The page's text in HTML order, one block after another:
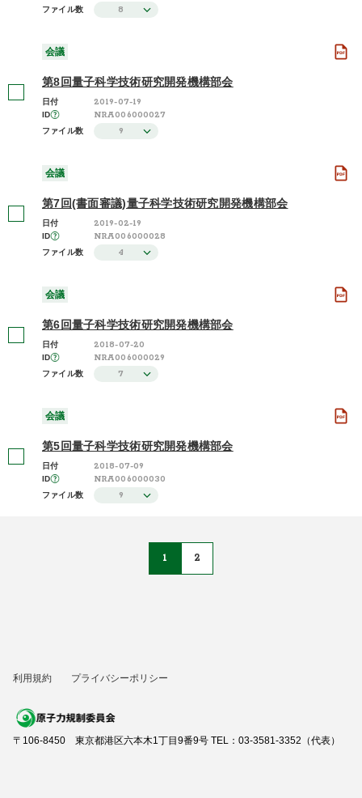
ファイル数 8
会議
第8回量子科学技術研究開発機構部会
日付 2019-07-19
ID NRA006000027
ファイル数 9
会議
第7回(書面審議)量子科学技術研究開発機構部会
日付 2019-02-19
ID NRA006000028
ファイル数 4
会議
第6回量子科学技術研究開発機構部会
日付 2018-07-20
ID NRA006000029
ファイル数 7
会議
第5回量子科学技術研究開発機構部会
日付 2018-07-09
ID NRA006000030
ファイル数 9
1 2
利用規約 プライバシーポリシー
〒106-8450 東京都港区六本木1丁目9番9号 TEL：03-3581-3352（代表）